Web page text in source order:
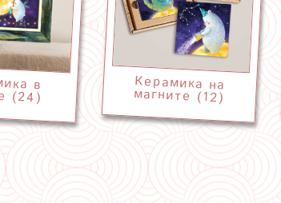
в
(24)
Керамика на
магните (12)